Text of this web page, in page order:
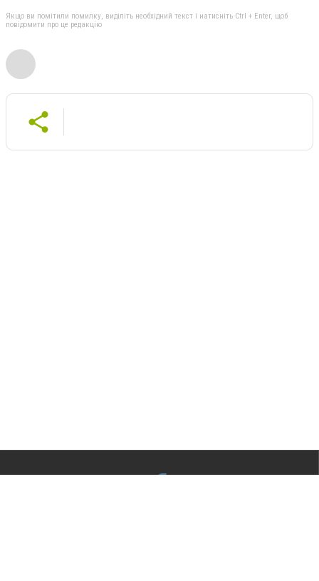
Якщо ви помітили помилку, виділіть необхідний текст і натисніть Ctrl + Enter, щоб
повідомити про це редакцію